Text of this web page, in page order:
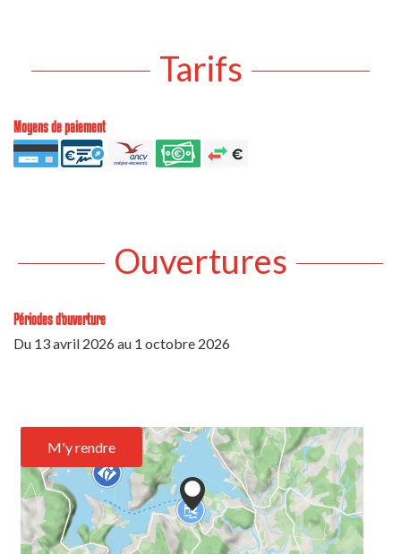
Tarifs
Moyens de paiement
Ouvertures
Périodes d'ouverture
Du 13 avril 2026au 1 octobre 2026
M'y rendre